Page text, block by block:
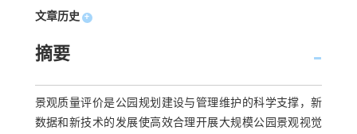
文章历史 +
摘要
景观质量评价是公园规划建设与管理维护的科学支撑，新
数据和新技术的发展使高效合理开展大规模公园景观视觉